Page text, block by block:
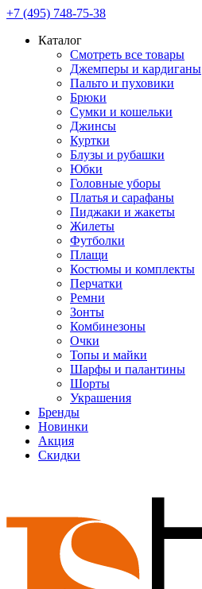
+7 (495) 748-75-38
Каталог
Смотреть все товары
Джемперы и кардиганы
Пальто и пуховики
Брюки
Сумки и кошельки
Джинсы
Куртки
Блузы и рубашки
Юбки
Головные уборы
Платья и сарафаны
Пиджаки и жакеты
Жилеты
Футболки
Плащи
Костюмы и комплекты
Перчатки
Ремни
Зонты
Комбинезоны
Очки
Топы и майки
Шарфы и палантины
Шорты
Украшения
Бренды
Новинки
Акция
Скидки